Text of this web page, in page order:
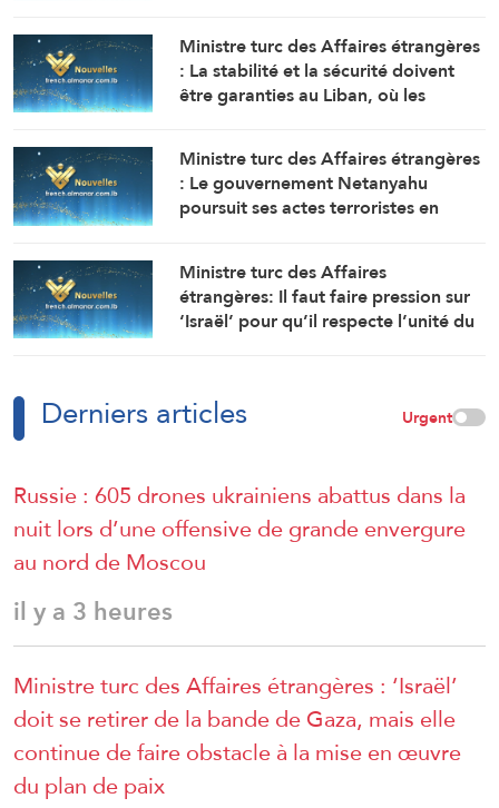
Ministre turc des Affaires étrangères
: La stabilité et la sécurité doivent
être garanties au Liban, où les
ont entraîné la mort et le
déplacement de milliers de
personnes
Ministre turc des Affaires étrangères
: Le gouvernement Netanyahu
poursuit ses actes terroristes en
Ministre turc des Affaires
étrangères: Il faut faire pression sur
‘Israël’ pour qu’il respecte l’unité du
Derniers articles Urgent
Russie : 605 drones ukrainiens abattus dans la
nuit lors d’une offensive de grande envergure
au nord de Moscou
il y a 3 heures
Ministre turc des Affaires étrangères : ‘Israël’
doit se retirer de la bande de Gaza, mais elle
continue de faire obstacle à la mise en œuvre
du plan de paix